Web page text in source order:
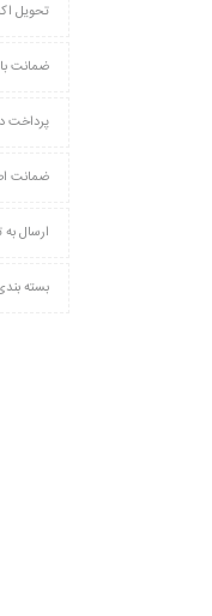
تحویل
ضمانت
پرداخت
ضمانت
ارسال به
بسته